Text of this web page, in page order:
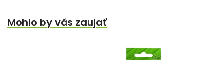
Mohlo by vás zaujať